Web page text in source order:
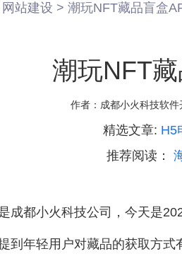
网站建设 > 潮玩NFT藏品盲盒
潮玩NFT
作者： 成都小火科技软件
精选文章: H5
推荐阅读：
成都小火科技公司，今天是
到年轻用户对藏品的获取方